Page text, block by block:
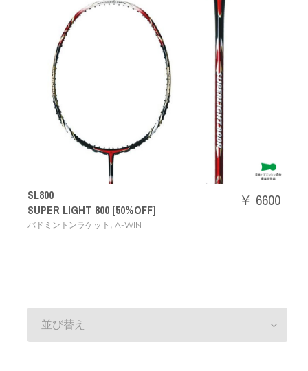
SL800
SUPER LIGHT 800 [50%OFF]
バドミントンラケット , A-WIN
￥ 6600
並び替え